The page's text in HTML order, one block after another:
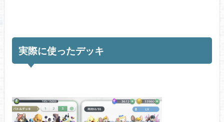
実際に使ったデッキ